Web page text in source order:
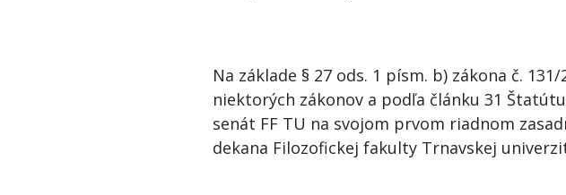
Na základe § 27 ods. 1 písm. b) zákona č.
niektorých zákonov a podľa článku 31
senát FF TU na svojom prvom riadnom
dekana Filozofickej fakulty Trnavskej